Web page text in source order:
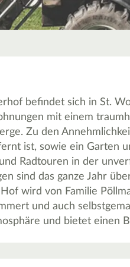
befindet sich in St.
mit einem
Zu den
ist, sowie ein Garten
Radtouren in der
sind das ganze Jahr
wird von Familie
und auch
und bietet einen